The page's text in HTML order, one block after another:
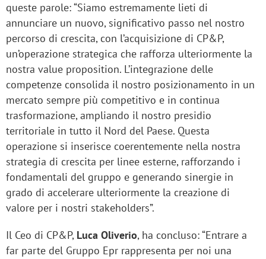
queste parole: “Siamo estremamente lieti di
annunciare un nuovo, significativo passo nel nostro
percorso di crescita, con l’acquisizione di CP&P,
un’operazione strategica che rafforza ulteriormente la
nostra value proposition. L’integrazione delle
competenze consolida il nostro posizionamento in un
mercato sempre più competitivo e in continua
trasformazione, ampliando il nostro presidio
territoriale in tutto il Nord del Paese. Questa
operazione si inserisce coerentemente nella nostra
strategia di crescita per linee esterne, rafforzando i
fondamentali del gruppo e generando sinergie in
grado di accelerare ulteriormente la creazione di
valore per i nostri stakeholders”.
Il Ceo di CP&P, Luca Oliverio, ha concluso: “Entrare a
far parte del Gruppo Epr rappresenta per noi una